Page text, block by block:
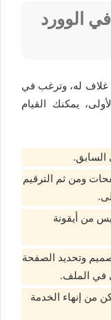
الوورد
غلاف له، وترغب في
يمكنك القيام
السابق.
ومن ثم الترقيم
من أيقونة
وتحديد الصفحة
في الملف.
من إنهاء الخدمة